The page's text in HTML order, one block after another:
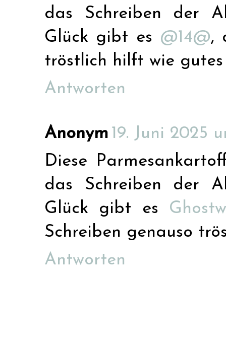
das Schreiben der
Glück gibt es @14@,
tröstlich hilft wie gutes
Antworten
Anonym 19. Juni 2025
Diese
das Schreiben der
Glück gibt es
Schreiben genauso
Antworten